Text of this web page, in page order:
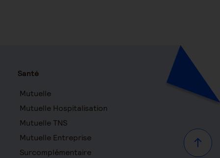
Haut
Santé
Mutuelle
Mutuelle Hospitalisation
Mutuelle TNS
Mutuelle Entreprise
Surcomplémentaire